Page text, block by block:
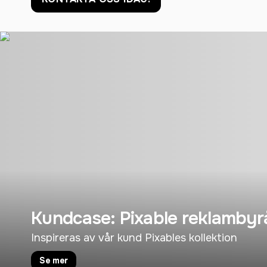
Kundcase: Pixable
Inspireras av vår kund Pixables kollektion
Se mer